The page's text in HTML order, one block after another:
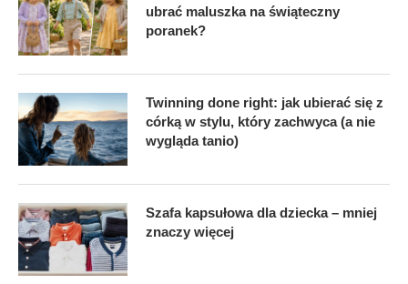
ubrać maluszka na świąteczny
poranek?
Twinning done right: jak ubierać się z
córką w stylu, który zachwyca (a nie
wygląda tanio)
Szafa kapsułowa dla dziecka – mniej
znaczy więcej